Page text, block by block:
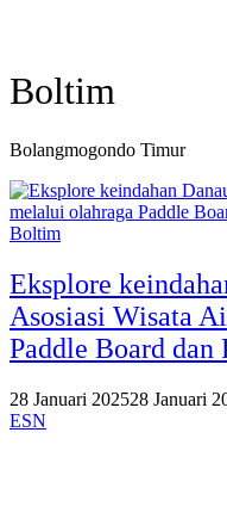
Boltim
Bolangmogondo Timur
Boltim
Eksplore
Asosiasi Wisata
Paddle Board dan
28 Januari 202528 Januari
ESN